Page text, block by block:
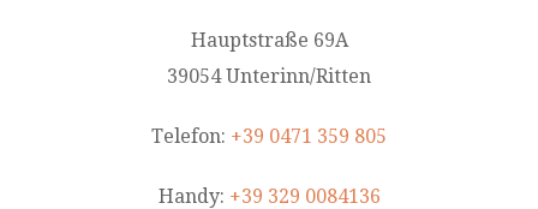
Hauptstraße 69A
39054 Unterinn/Ritten
Telefon: +39 0471 359 805
Handy: +39 329 0084136